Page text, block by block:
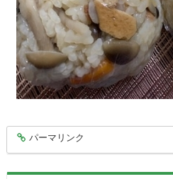
entry7540
パーマリンク